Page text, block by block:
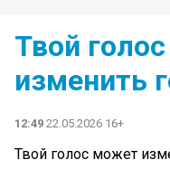
Твой
изменить
12:49 22.05.2026 16+
Твой голос может